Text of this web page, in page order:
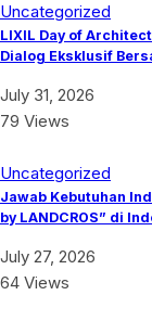
Uncategorized
LIXIL Day of
Dialog Eksklusif
July 31, 2026
79 Views
Uncategorized
Jawab Kebutuhan
by LANDCROS” di
July 27, 2026
64 Views